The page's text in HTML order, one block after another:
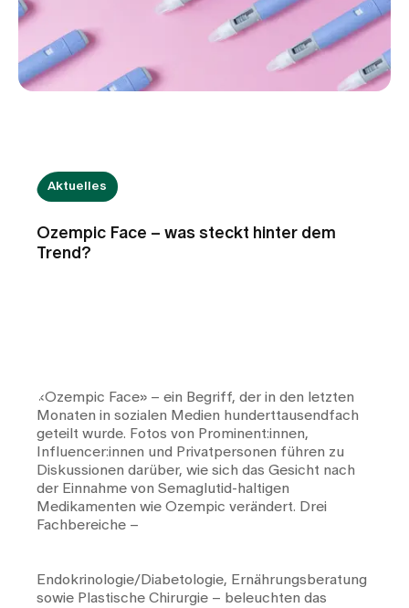
Aktuelles
Ozempic Face – was steckt hinter dem
Trend?
«Ozempic Face» – ein Begriff, der in den letzten
Monaten in sozialen Medien hunderttausendfach
geteilt wurde. Fotos von Prominent:innen,
Influencer:innen und Privatpersonen führen zu
Diskussionen darüber, wie sich das Gesicht nach
der Einnahme von Semaglutid-haltigen
Medikamenten wie Ozempic verändert. Drei
Fachbereiche –
Endokrinologie/Diabetologie, Ernährungsberatung
sowie Plastische Chirurgie – beleuchten das